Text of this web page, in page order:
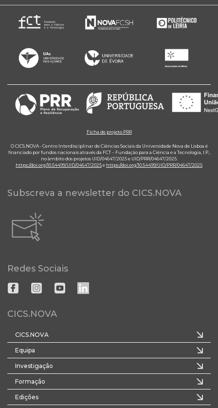
Ficha de projeto PRR
O CICS.NOVA - Centro Interdisciplinar de Ciências Sociais da Universidade Nova de Lisboa é
financiado por fundos nacionais através da FCT – Fundação para a Ciência e a Tecnologia, I.P.,
no âmbito dos projetos UID/04647/2025 e UID/PRR/04647/2025.
https://doi.org/10.54499/UID/04647/2025e https://doi.org/10.54499/UID/PRR/04647/2025
Subscreva a newsletter do CICS.NOVA
Redes Sociais
CICS.NOVA
CICS.NOVA
Equipa
Investigação
Formação
Edições